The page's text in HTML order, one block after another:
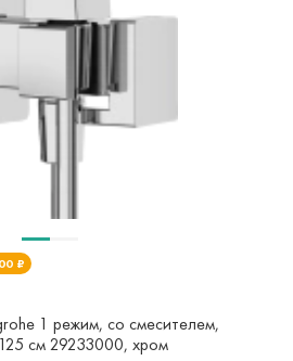
₽
1 режим, со смесителем,
см 29233000, хром